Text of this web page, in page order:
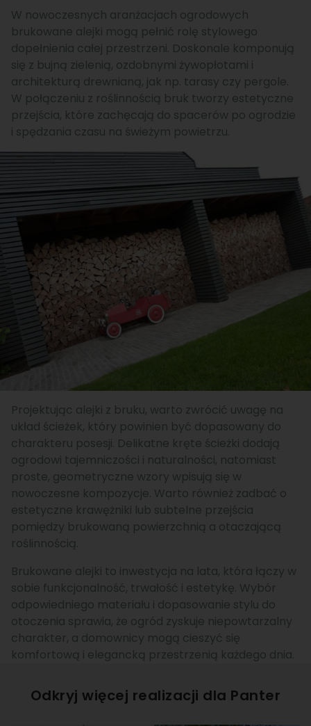
W nowoczesnych aranżacjach ogrodowych
brukowane alejki mogą pełnić rolę stylowego
dopełnienia całej przestrzeni. Doskonale komponują
się z bujną zielenią, ozdobnymi żywopłotami i
architekturą drewnianą, jak np. tarasy czy pergole.
W połączeniu z roślinnością bruk tworzy estetyczne
przejścia, które zachęcają do spacerów po ogrodzie
i spędzania czasu na świeżym powietrzu.
Projektując alejki z bruku, warto zwrócić uwagę na
układ ścieżek, który powinien być dopasowany do
charakteru posesji. Delikatne kręte ścieżki dodają
ogrodowi tajemniczości i naturalności, natomiast
proste, geometryczne wzory wpisują się w
nowoczesne kompozycje. Warto również zadbać o
estetyczne krawężniki lub subtelne przejścia
pomiędzy brukowaną powierzchnią a otaczającą
roślinnością.
Brukowane alejki to inwestycja na lata, która łączy w
sobie funkcjonalność, trwałość i estetykę. Wybór
odpowiedniego materiału i dopasowanie stylu do
otoczenia sprawia, że ogród zyskuje niepowtarzalny
charakter, a domownicy mogą cieszyć się
komfortową i elegancką przestrzenią każdego dnia.
Odkryj więcej realizacji dla Panter